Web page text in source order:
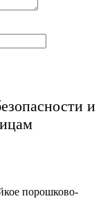
и
порошково-